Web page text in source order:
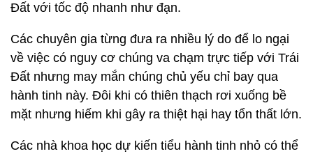
Đất với tốc độ nhanh như đạn.
Các chuyên gia từng đưa ra nhiều lý do để lo ngại
về việc có nguy cơ chúng va chạm trực tiếp với Trái
Đất nhưng may mắn chúng chủ yếu chỉ bay qua
hành tinh này. Đôi khi có thiên thạch rơi xuống bề
mặt nhưng hiếm khi gây ra thiệt hại hay tổn thất lớn.
Các nhà khoa học dự kiến tiểu hành tinh nhỏ có thể